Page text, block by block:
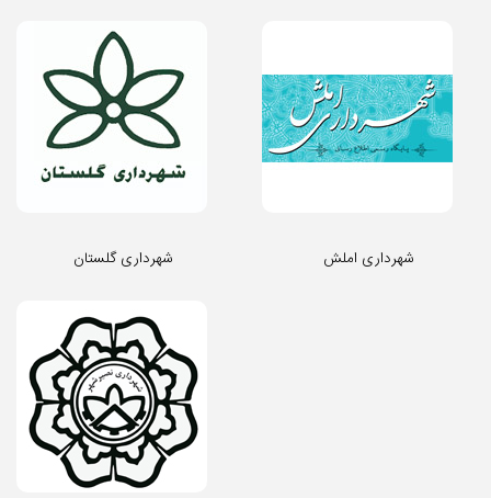
شهرداری گلستان شهرداری املش